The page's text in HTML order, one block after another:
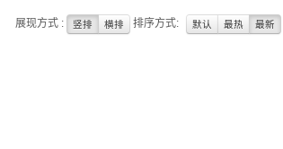
展现方式 : 竖排 横排 排序方式: 默认 最热 最新